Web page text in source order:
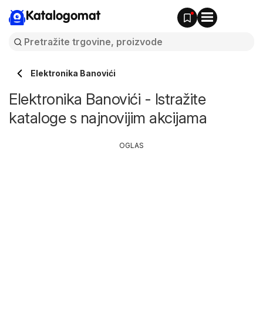
Katalogomat
Elektronika Banovići
Elektronika Banovići - Istražite
kataloge s najnovijim akcijama
OGLAS